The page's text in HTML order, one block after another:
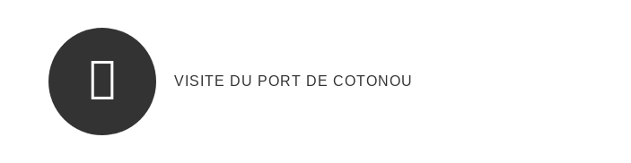
VISITE DU PORT DE COTONOU